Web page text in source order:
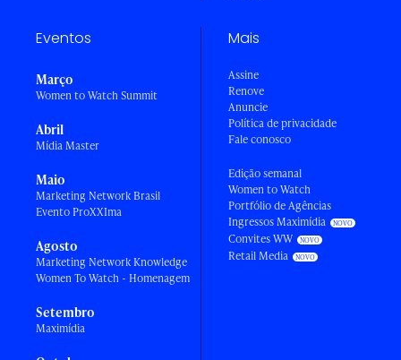
Eventos
Março
Women to Watch Summit
Abril
Mídia Master
Maio
Marketing Network Brasil
Evento ProXXIma
Agosto
Marketing Network Knowledge
Women To Watch - Homenagem
Setembro
Maximídia
Mais
Assine
Renove
Anuncie
Política de privacidade
Fale conosco
Edição semanal
Women to Watch
Portfólio de Agências
Ingressos Maximídia
Convites WW
Retail Media